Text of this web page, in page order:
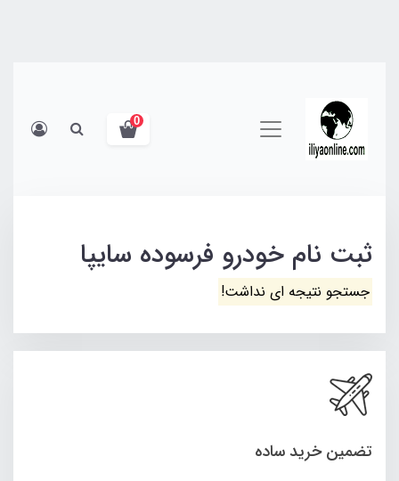
0
ثبت نام خودرو فرسوده سایپا
جستجو نتیجه ای نداشت!
تضمین خرید ساده